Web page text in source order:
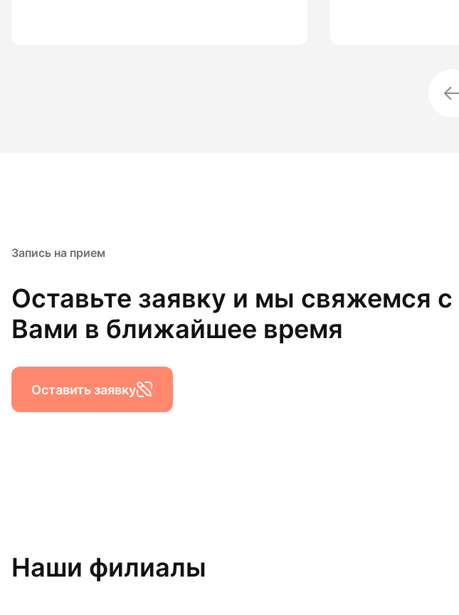
Запись на прием
Оставьте заявку и мы свяжемся с
Вами в ближайшее время
Оставить заявку
Наши филиалы